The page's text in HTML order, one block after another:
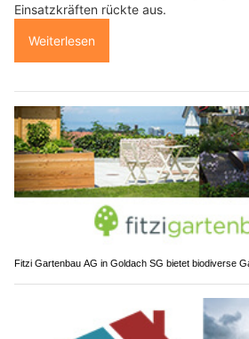
Einsatzkräften rückte aus.
Weiterlesen
Fitzi Gartenbau AG in Goldach SG bietet biodiverse